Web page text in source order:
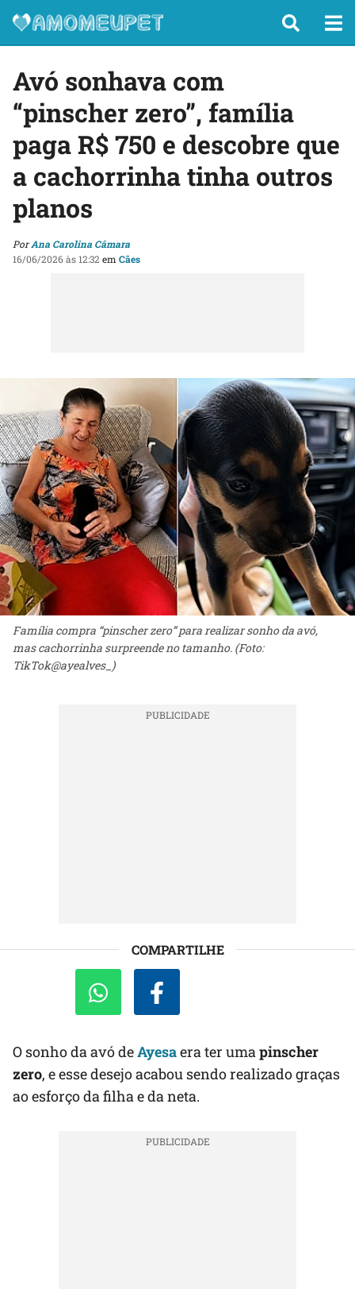
Avó sonhava com
“pinscher zero”, família
paga R$ 750 e descobre que
a cachorrinha tinha outros
planos
PorAna Carolina Câmara
16/06/2026 às 12:32 em Cães
Família compra “pinscher zero” para realizar sonho da avó,
mas cachorrinha surpreende no tamanho. (Foto:
TikTok@ayealves_)
COMPARTILHE
O sonho da avó deAyesaera ter umapinscher
zero, e esse desejo acabou sendo realizado graças
ao esforço da filha e da neta.